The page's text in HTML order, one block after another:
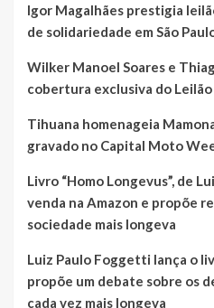
Igor Magalhães prestigia
de solidariedade em São
Wilker Manoel Soares e
cobertura exclusiva do
Tihuana homenageia
gravado no Capital Moto
Livro “Homo Longevus”, de
venda na Amazon e propõe
sociedade mais longeva
Luiz Paulo Foggetti lança o
propõe um debate sobre os
cada vez mais longeva